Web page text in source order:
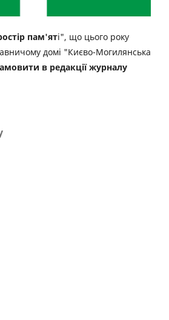
пам'яті", що цього року
домі "Києво-Могилянська
в редакції журналу